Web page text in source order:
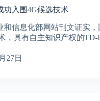
功入围4G候选技术
和信息化部网站刊文证实
，具有自主知识产权的TD-
27日